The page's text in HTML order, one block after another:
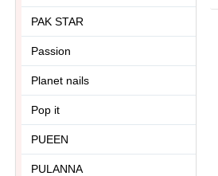
PAK STAR
Passion
Planet nails
Pop it
PUEEN
PULANNA